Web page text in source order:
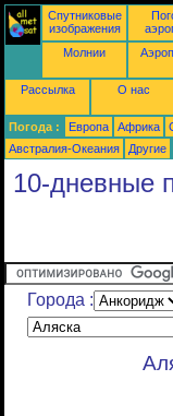
Спутниковые
изображения
Молнии
Рассылка
О нас
Погода : Европа Африка
Австралия-Океания
Другие
10-дневные
Города :